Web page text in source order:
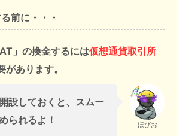
前に・・・
」の換金するには仮想通貨取引所
があります。
設しておくと、スムー
られるよ！
ほびお